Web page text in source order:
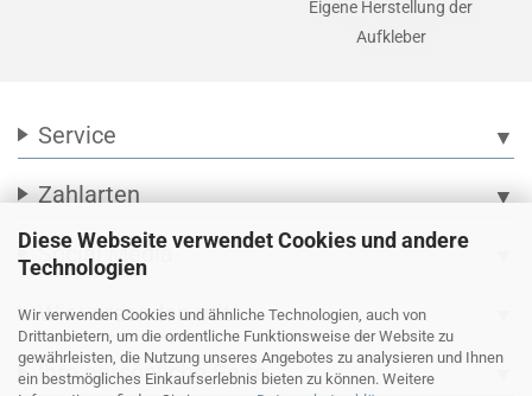
Diese Webseite verwendet Cookies und andere
Technologien
Wir verwenden Cookies und ähnliche Technologien, auch von
Drittanbietern, um die ordentliche Funktionsweise der Website zu
gewährleisten, die Nutzung unseres Angebotes zu analysieren und Ihnen
ein bestmögliches Einkaufserlebnis bieten zu können. Weitere
Eigene Herstellung der
Aufkleber
Service ▼
Zahlarten ▼
Social Media
Wir versenden mit
Ihre persönliche Seite